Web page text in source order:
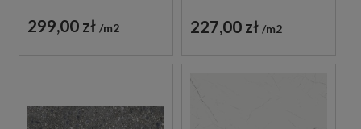
299,00 zł m2 227,00 zł m2